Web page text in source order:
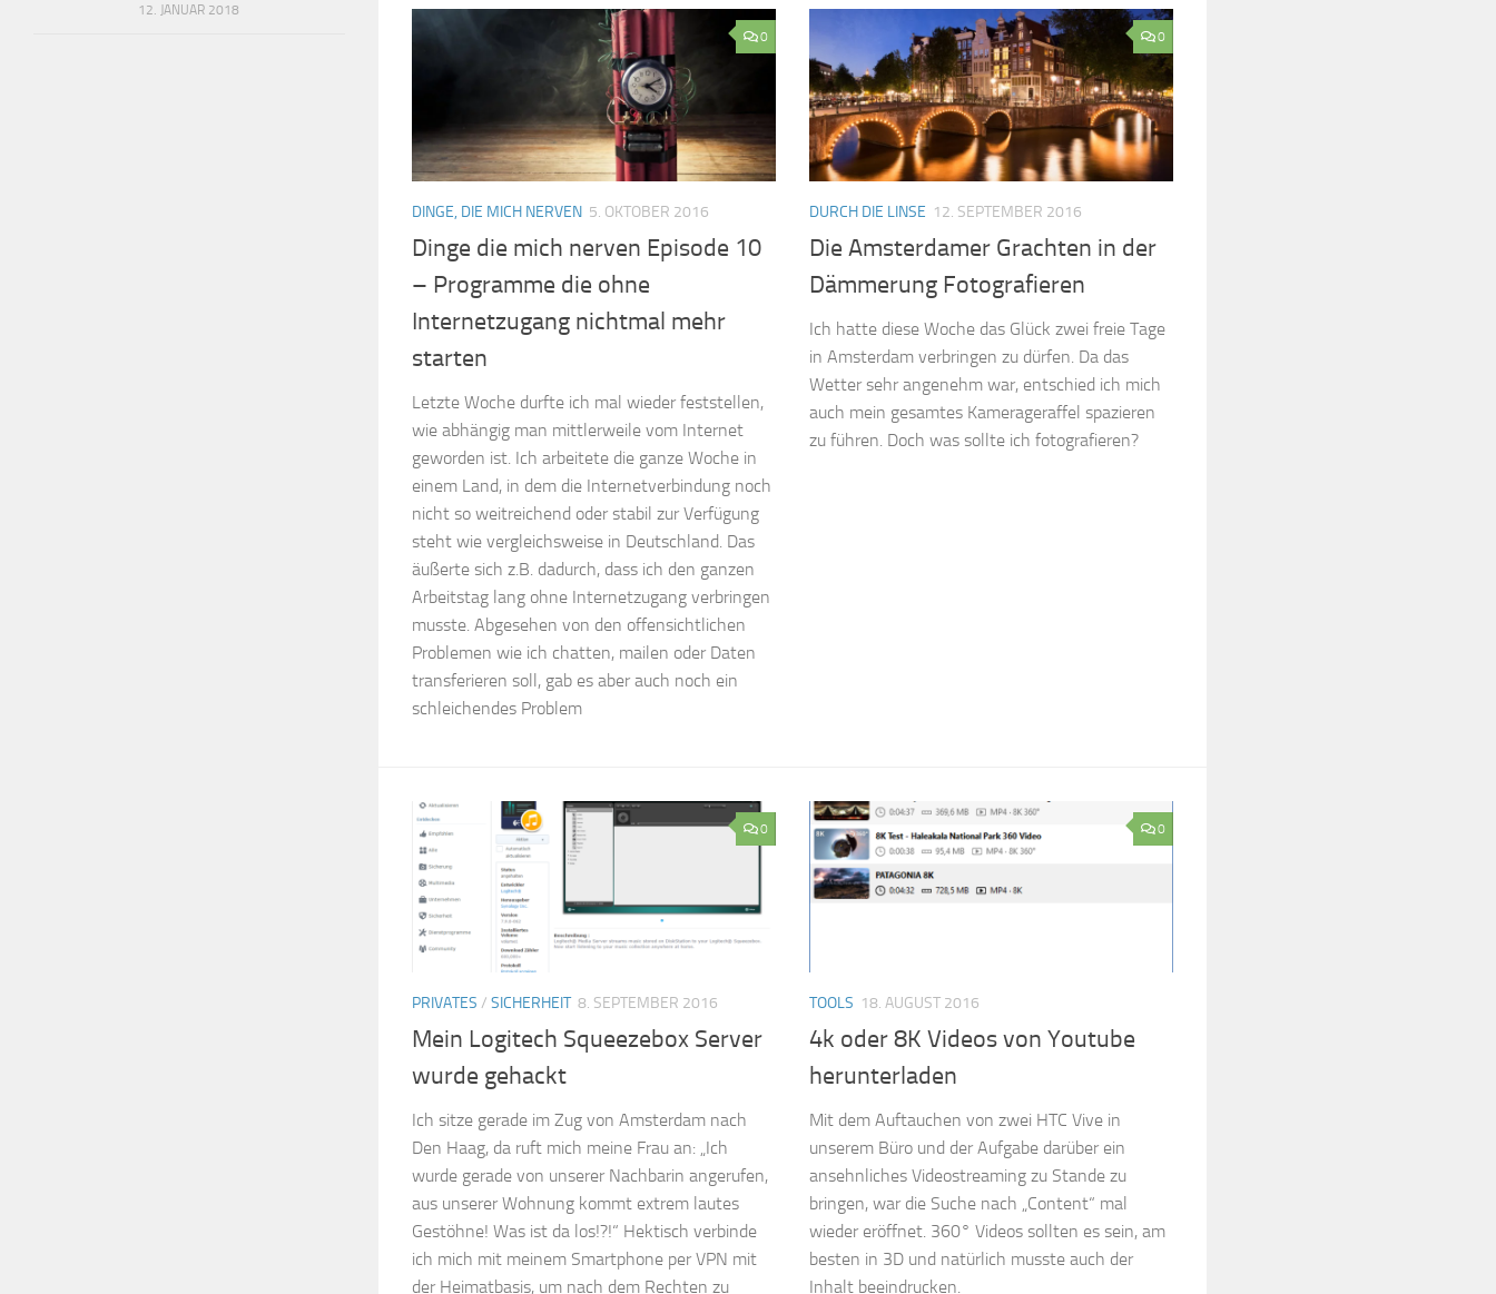
0
DINGE, DIE MICH NERVEN 5. OKTOBER 2016
Dinge die mich nerven Episode 10
– Programme die ohne
Internetzugang nichtmal mehr
starten
Letzte Woche durfte ich mal wieder feststellen,
wie abhängig man mittlerweile vom Internet
geworden ist. Ich arbeitete die ganze Woche in
einem Land, in dem die Internetverbindung noch
nicht so weitreichend oder stabil zur Verfügung
steht wie vergleichsweise in Deutschland. Das
äußerte sich z.B. dadurch, dass ich den ganzen
Arbeitstag lang ohne Internetzugang verbringen
musste. Abgesehen von den offensichtlichen
Problemen wie ich chatten, mailen oder Daten
transferieren soll, gab es aber auch noch ein
schleichendes Problem
0
DURCH DIE LINSE 12. SEPTEMBER 2016
Die Amsterdamer Grachten in der
Dämmerung Fotografieren
Ich hatte diese Woche das Glück zwei freie Tage
in Amsterdam verbringen zu dürfen. Da das
Wetter sehr angenehm war, entschied ich mich
auch mein gesamtes Kamerageraffel spazieren
zu führen. Doch was sollte ich fotografieren?
0
PRIVATES / SICHERHEIT 8. SEPTEMBER 2016
Mein Logitech Squeezebox Server
wurde gehackt
Ich sitze gerade im Zug von Amsterdam nach
Den Haag, da ruft mich meine Frau an: „Ich
wurde gerade von unserer Nachbarin angerufen,
aus unserer Wohnung kommt extrem lautes
Gestöhne! Was ist da los!?!“ Hektisch verbinde
ich mich mit meinem Smartphone per VPN mit
der Heimatbasis, um nach dem Rechten zu
0
TOOLS 18. AUGUST 2016
4k oder 8K Videos von Youtube
herunterladen
Mit dem Auftauchen von zwei HTC Vive in
unserem Büro und der Aufgabe darüber ein
ansehnliches Videostreaming zu Stande zu
bringen, war die Suche nach „Content“ mal
wieder eröffnet. 360° Videos sollten es sein, am
besten in 3D und natürlich musste auch der
Inhalt beeindrucken.
12. JANUAR 2018